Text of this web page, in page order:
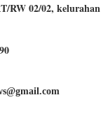
RW 02/02,